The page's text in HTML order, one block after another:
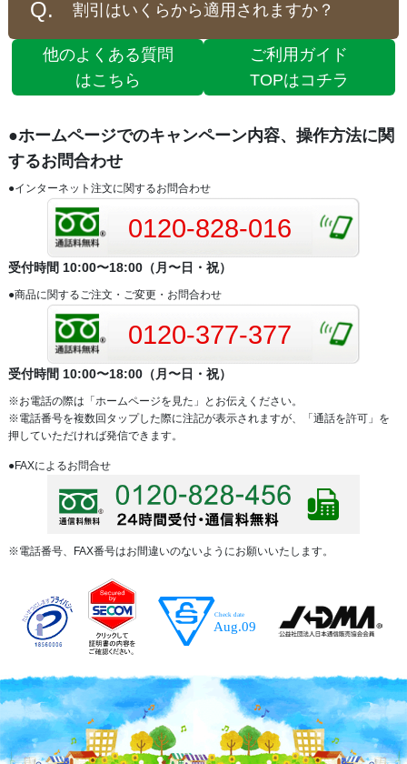
割引はいくらから適用されますか？
他のよくある質問
はこちら
ご利用ガイド
TOPはコチラ
●ホームページでのキャンペーン内容、操作方法に関
するお問合わせ
●インターネット注文に関するお問合わせ
0120-828-016
受付時間 10:00〜18:00（月〜日・祝）
●商品に関するご注文・ご変更・お問合わせ
0120-377-377
受付時間 10:00〜18:00（月〜日・祝）
※お電話の際は「ホームページを見た」とお伝えください。
※電話番号を複数回タップした際に注記が表示されますが、「通話を許可」を
押していただければ発信できます。
●FAXによるお問合せ
※電話番号、FAX番号はお間違いのないようにお願いいたします。